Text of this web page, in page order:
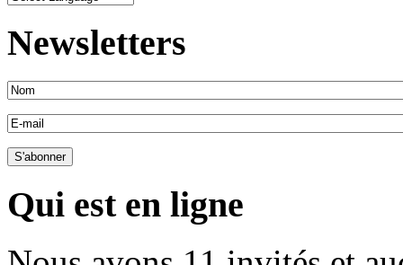
Newsletters
Qui est en ligne